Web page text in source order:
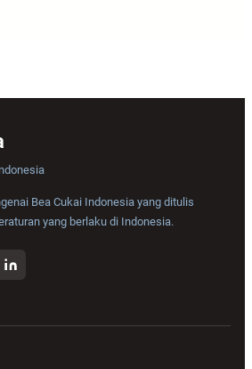
Bea Cukai Indonesia yang ditulis
yang berlaku di Indonesia.